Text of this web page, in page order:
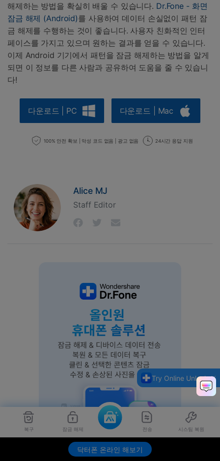
복구 잠금 해제 전송 시스팀 복원
닥터폰 온라인 해보기
해제하는 방법을 확실히 배울 수 있습니다. Dr.Fone - 화면
잠금 해제 (Android)를 사용하여 데이터 손실없이 패턴 잠
금 해제를 수행하는 것이 좋습니다. 사용자 친화적인 인터
페이스를 가지고 있으며 원하는 결과를 얻을 수 있습니다.
이제 Android 기기에서 패턴을 잠금 해제하는 방법을 알게
되면 이 정보를 다른 사람과 공유하여 도움을 줄 수 있습니
다!
다운로드 | PC 다운로드 | Mac
100% 안전 확보 | 악성 코드 없음 | 광고 없음 24시간 응답 지원
Alice MJ
Staff Editor
Try Online Unlock